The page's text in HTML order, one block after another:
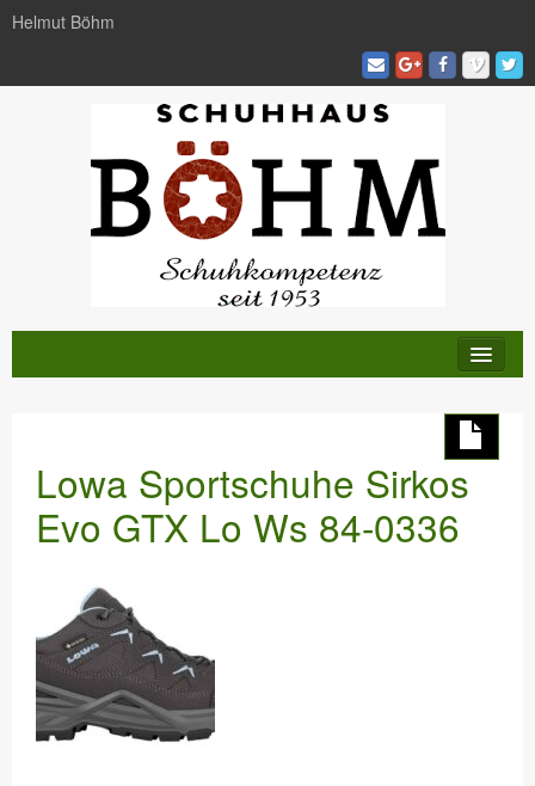
Helmut Böhm
DANKE
Lowa Sportschuhe Sirkos
Evo GTX Lo Ws 84-0336